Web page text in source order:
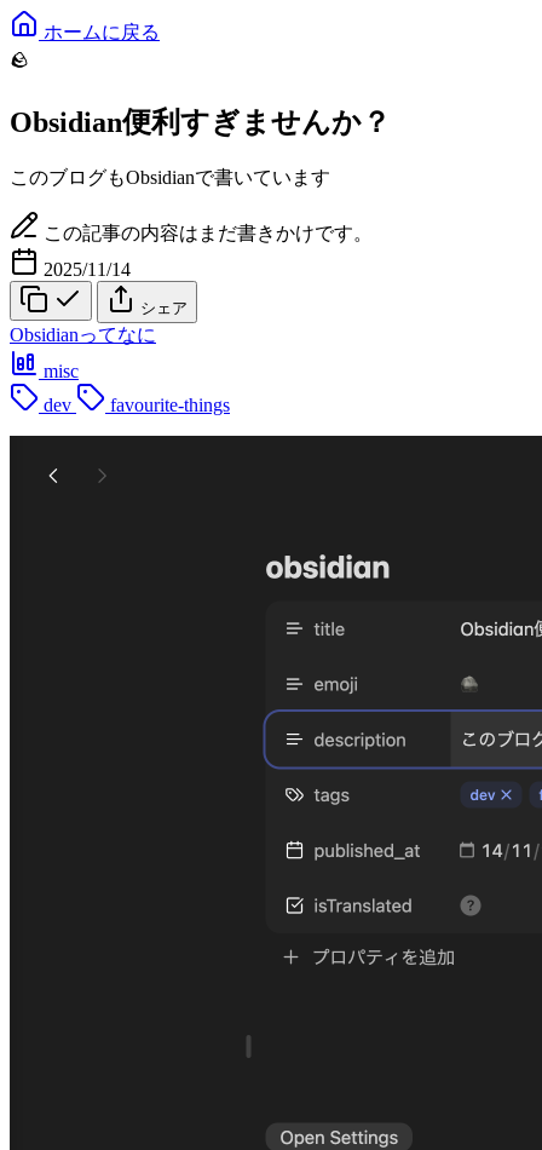
ホームに戻る
🪨
Obsidian便利すぎませんか？
このブログもObsidianで書いています
この記事の内容はまだ書きかけです。
2025/11/14
シェア
Obsidianってなに
misc
dev
favourite-things